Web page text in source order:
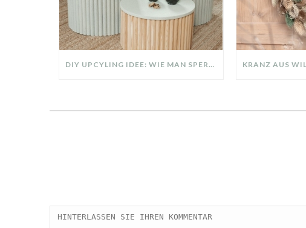
DIY UPCYLING IDEE: WIE MAN SPERRMÜLL IN EIN DESIGNER TEIL VERWANDELT